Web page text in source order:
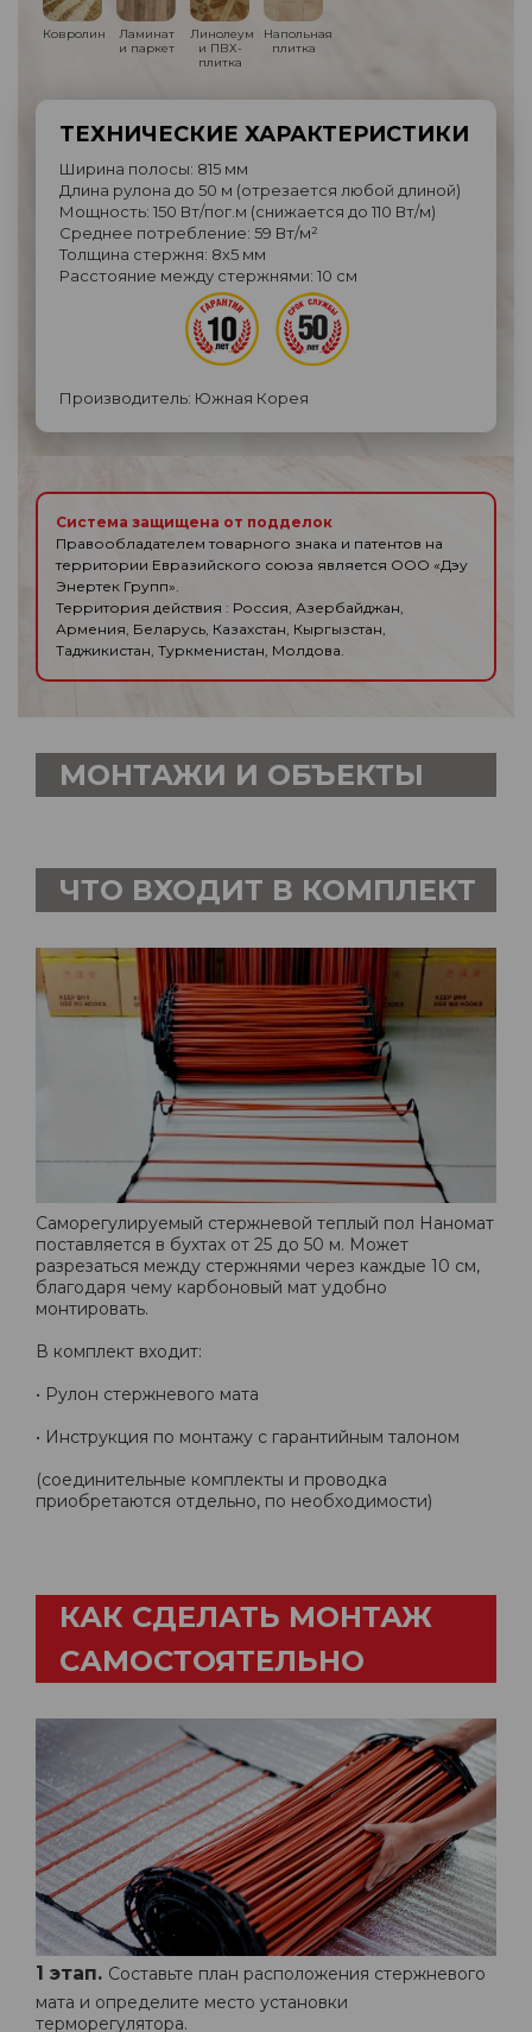
Ковролин
Ламинат
и паркет
Линолеум
и ПВХ-
плитка
Напольная
плитка
ТЕХНИЧЕСКИЕ ХАРАКТЕРИСТИКИ
Ширина полосы: 815 мм
Длина рулона до 50 м (отрезается любой длиной)
Мощность: 150 Вт/пог.м (снижается до 110 Вт/м)
Среднее потребление: 59 Вт/м²
Толщина стержня: 8х5 мм
Расстояние между стержнями: 10 см
Производитель: Южная Корея
Система защищена от подделок
Правообладателем товарного знака и патентов на
территории Евразийского союза является ООО «Дэу
Энертек Групп».
Территория действия : Россия, Азербайджан,
Армения, Беларусь, Казахстан, Кыргызстан,
Таджикистан, Туркменистан, Молдова.
МОНТАЖИ И ОБЪЕКТЫ
ЧТО ВХОДИТ В КОМПЛЕКТ
Саморегулируемый стержневой теплый пол Наномат
поставляется в бухтах от 25 до 50 м. Может
разрезаться между стержнями через каждые 10 см,
благодаря чему карбоновый мат удобно
монтировать.
В комплект входит:
• Рулон стержневого мата
• Инструкция по монтажу с гарантийным талоном
(соединительные комплекты и проводка
приобретаются отдельно, по необходимости)
КАК СДЕЛАТЬ МОНТАЖ
САМОСТОЯТЕЛЬНО
1 этап. Составьте план расположения стержневого
мата и определите место установки
терморегулятора.